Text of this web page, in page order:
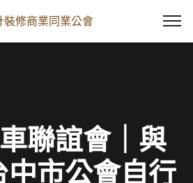
聯誼會｜與
市公會自行